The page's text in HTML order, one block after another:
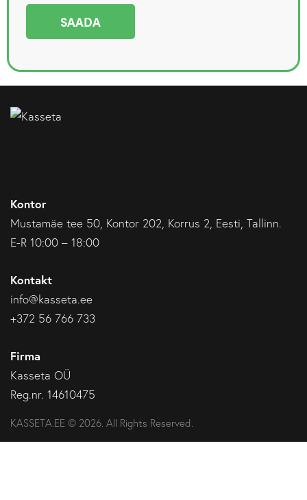
SAADA
Kontor
Mustamäe tee 50, Kontor 202, Korrus 2, Eesti, Tallinn.
E-R 10:00 – 18:00
Kontakt
info@kasseta.ee
+372 56 766 733
Firma
Kasseta OÜ
Reg.nr. 14610475
KASSETA.EE © 2026. All Rights Reserved.